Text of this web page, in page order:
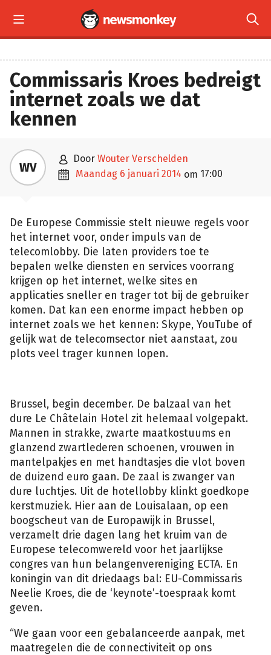
 
Commissaris Kroes bedreigt
internet zoals we dat
kennen
WV  door Wouter Verschelden
 maandag 6 januari 2014 om 17:00
De Europese Commissie stelt nieuwe regels voor
het internet voor, onder impuls van de
telecomlobby. Die laten providers toe te
bepalen welke diensten en services voorrang
krijgen op het internet, welke sites en
applicaties sneller en trager tot bij de gebruiker
komen. Dat kan een enorme impact hebben op
internet zoals we het kennen: Skype, YouTube of
gelijk wat de telecomsector niet aanstaat, zou
plots veel trager kunnen lopen.
Brussel, begin december. De balzaal van het
dure Le Châtelain Hotel zit helemaal volgepakt.
Mannen in strakke, zwarte maatkostuums en
glanzend zwartlederen schoenen, vrouwen in
mantelpakjes en met handtasjes die vlot boven
de duizend euro gaan. De zaal is zwanger van
dure luchtjes. Uit de hotellobby klinkt goedkope
kerstmuziek. Hier aan de Louisalaan, op een
boogscheut van de Europawijk in Brussel,
verzamelt drie dagen lang het kruim van de
Europese telecomwereld voor het jaarlijkse
congres van hun belangenvereniging ECTA. En
koningin van dit driedaags bal: EU-Commissaris
Neelie Kroes, die de ‘keynote’-toespraak komt
geven.
“We gaan voor een gebalanceerde aanpak, met
maatregelen die de connectiviteit op ons